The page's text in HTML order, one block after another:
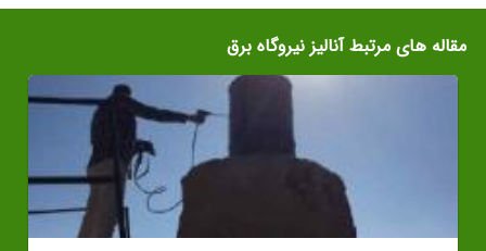
مقاله های مرتبط آنالیز نیروگاه برق